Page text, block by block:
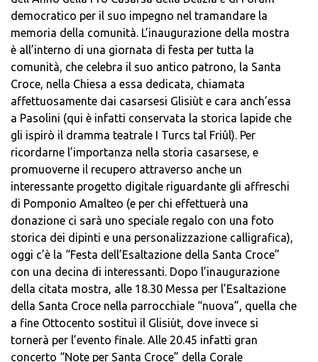
democratico per il suo impegno nel tramandare la
memoria della comunità. L’inaugurazione della mostra
è all’interno di una giornata di festa per tutta la
comunità, che celebra il suo antico patrono, la Santa
Croce, nella Chiesa a essa dedicata, chiamata
affettuosamente dai casarsesi Glisiùt e cara anch’essa
a Pasolini (qui è infatti conservata la storica lapide che
gli ispirò il dramma teatrale I Turcs tal Friûl). Per
ricordarne l’importanza nella storia casarsese, e
promuoverne il recupero attraverso anche un
interessante progetto digitale riguardante gli affreschi
di Pomponio Amalteo (e per chi effettuerà una
donazione ci sarà uno speciale regalo con una foto
storica dei dipinti e una personalizzazione calligrafica),
oggi c’è la “Festa dell’Esaltazione della Santa Croce”
con una decina di interessanti. Dopo l’inaugurazione
della citata mostra, alle 18.30 Messa per l’Esaltazione
della Santa Croce nella parrocchiale “nuova”, quella che
a fine Ottocento sostituì il Glisiùt, dove invece si
tornerà per l’evento finale. Alle 20.45 infatti gran
concerto “Note per Santa Croce” della Corale